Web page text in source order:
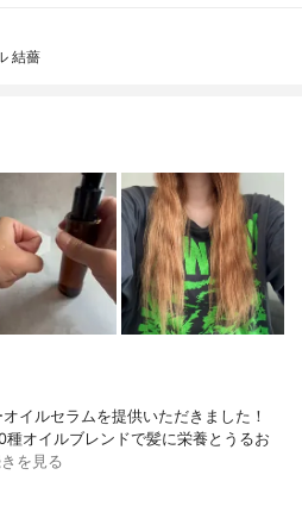
結薔
イルセラムを提供いただきました！
種オイルブレンドで髪に栄養とうるお
を見る